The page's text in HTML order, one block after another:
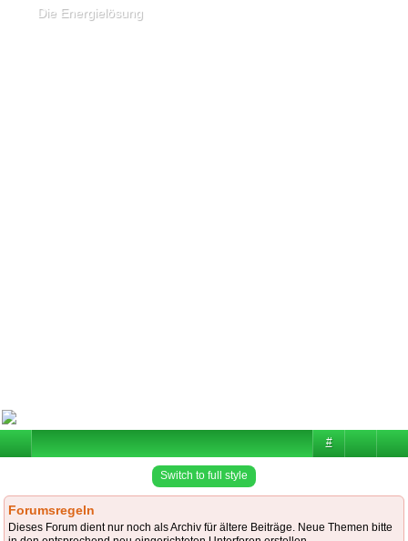
#
Die Energielösung
Switch to full style
Forumsregeln
Dieses Forum dient nur noch als Archiv für ältere Beiträge. Neue Themen bitte